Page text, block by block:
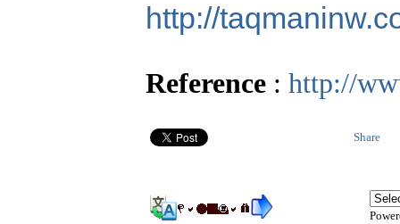
http://
Reference : http://
Share